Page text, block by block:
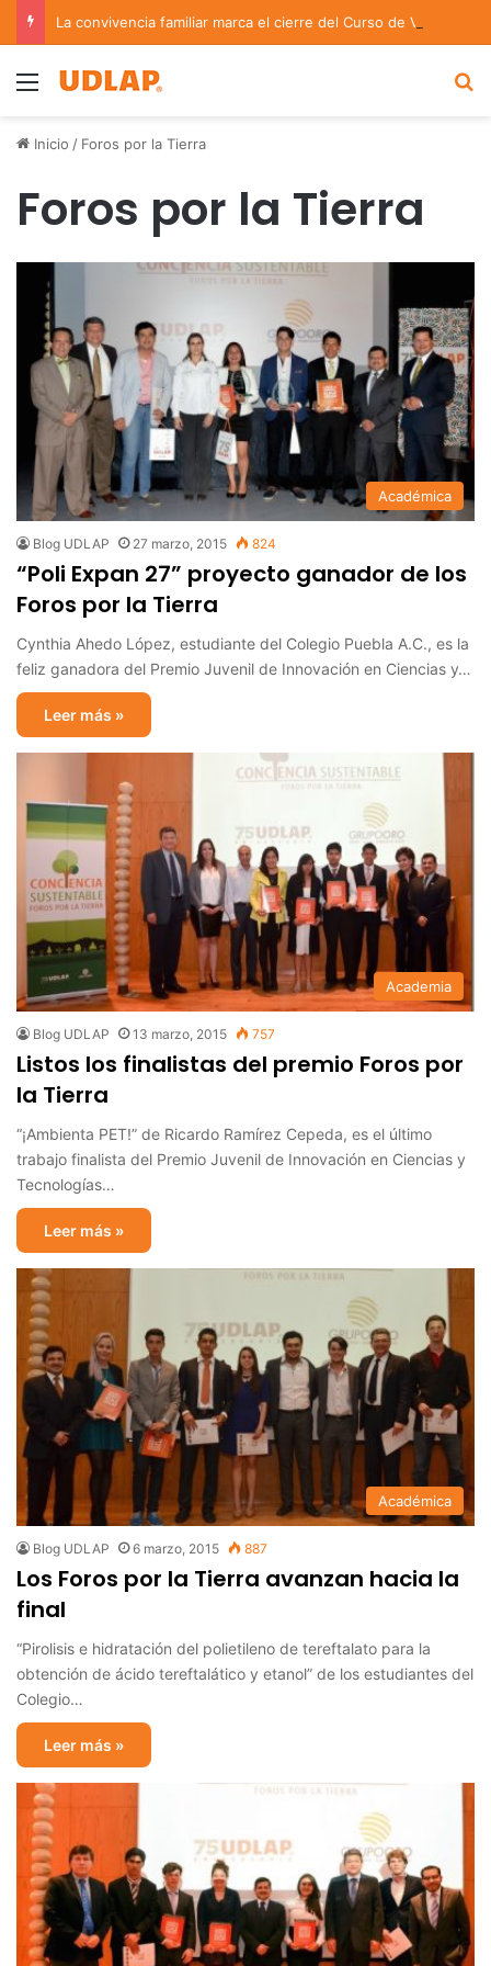
Menu
Inicio / Foros por la Tierra
Foros por la Tierra
Académica
Blog UDLAP 27 marzo, 2015 824
“Poli Expan 27” proyecto ganador de los
Foros por la Tierra
Cynthia Ahedo López, estudiante del Colegio Puebla A.C., es la
feliz ganadora del Premio Juvenil de Innovación en Ciencias y…
Leer más »
Academia
Blog UDLAP 13 marzo, 2015 757
Listos los finalistas del premio Foros por
la Tierra
“¡Ambienta PET!” de Ricardo Ramírez Cepeda, es el último
trabajo finalista del Premio Juvenil de Innovación en Ciencias y
Tecnologías…
Leer más »
Académica
Blog UDLAP 6 marzo, 2015 887
Los Foros por la Tierra avanzan hacia la
final
“Pirolisis e hidratación del polietileno de tereftalato para la
obtención de ácido tereftalático y etanol” de los estudiantes del
Colegio…
Leer más »